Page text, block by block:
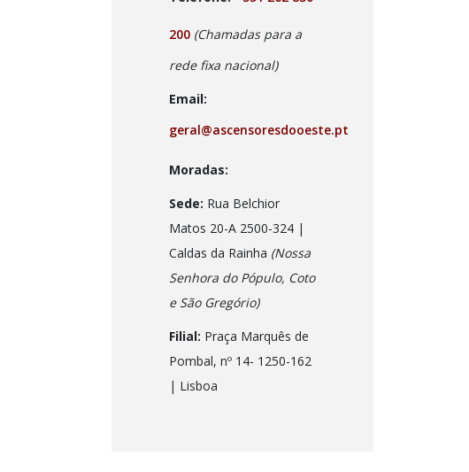
200 (Chamadas para a
rede fixa nacional)
Email:
geral@ascensoresdooeste.pt
Moradas:
Sede: Rua Belchior
Matos 20-A 2500-324 |
Caldas da Rainha (Nossa
Senhora do Pópulo, Coto
e São Gregório)
Filial: Praça Marquês de
Pombal, nº 14- 1250-162
| Lisboa